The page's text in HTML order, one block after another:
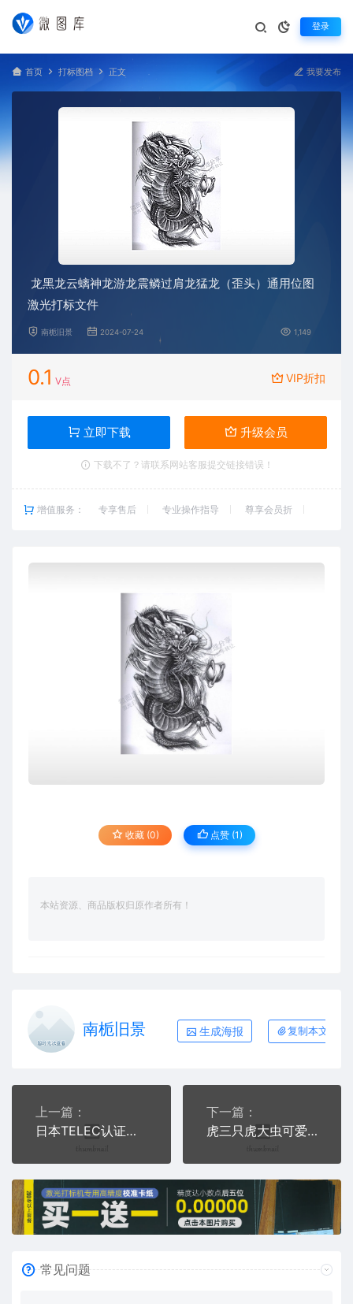
登录
首页 打标图档 正文 我要发布
龙黑龙云螭神龙游龙震鳞过肩龙猛龙（歪头）通用位图
激光打标文件
南栀旧景 2024-07-24 1,149
0.1 V点 VIP折扣
立即下载 升级会员
下载不了？请联系网站客服提交链接错误！
增值服务： 专享售后 专业操作指导 尊享会员折
收藏 (0) 点赞 (1)
本站资源、商品版权归原作者所有！
南栀旧景 生成海报 复制本文链接
上一篇：
日本TELEC认证方框R标电子认证标识激光打标矢量图文件
下一篇：
虎三只虎大虫可爱虎武松打虎通用位图激光打标文件
常见问题